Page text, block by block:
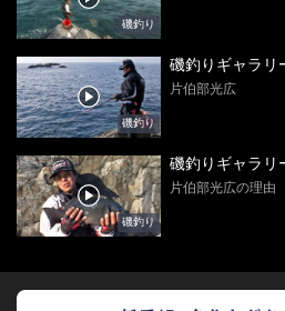
磯釣り
磯釣り
磯釣りギャラリ
片伯部光広
磯釣り
磯釣りギャラリ
片伯部光広の理由